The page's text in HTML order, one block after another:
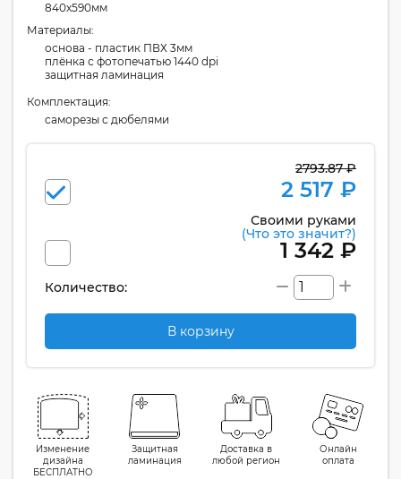
840x590мм
Материалы:
основа - пластик ПВХ 3мм
плёнка с фотопечатью 1440 dpi
защитная ламинация
Комплектация:
cаморезы с дюбелями
2793.87 ₽
2 517 ₽
Своими руками
(Что это значит?)
1 342 ₽
Количество:
В корзину
Изменение
дизайна
БЕСПЛАТНО
Защитная
ламинация
Доставка в
любой регион
Онлайн
оплата